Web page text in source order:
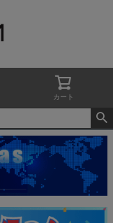
カート